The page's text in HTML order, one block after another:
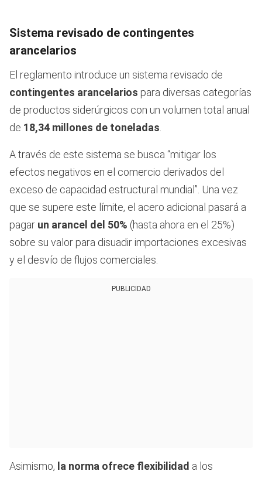
Sistema revisado de contingentes
arancelarios
El reglamento introduce un sistema revisado de
contingentes arancelarios para diversas categorías
de productos siderúrgicos con un volumen total anual
de 18,34 millones de toneladas
A través de este sistema se busca “mitigar los
efectos negativos en el comercio derivados del
exceso de capacidad estructural mundial”. Una vez
que se supere este límite, el acero adicional pasará a
pagar un arancel del 50% (hasta ahora en el 25%)
sobre su valor para disuadir importaciones excesivas
y el desvío de flujos comerciales.
PUBLICIDAD
Asimismo, la norma ofrece flexibilidad a los